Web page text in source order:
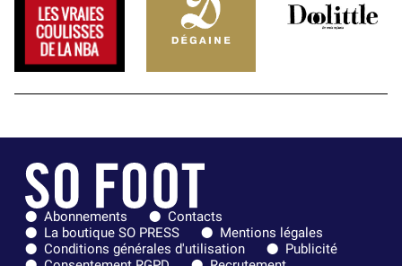
Abonnements
Contacts
La boutique SO PRESS
Mentions légales
Conditions générales d'utilisation
Publicité